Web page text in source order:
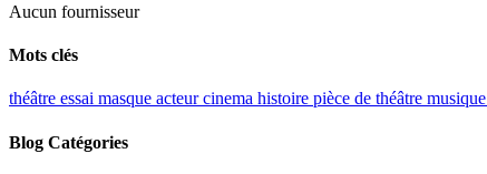
Aucun fournisseur
Mots clés
théâtre essai masque acteurcinema histoire pièce de théâtre musique
Blog Catégories